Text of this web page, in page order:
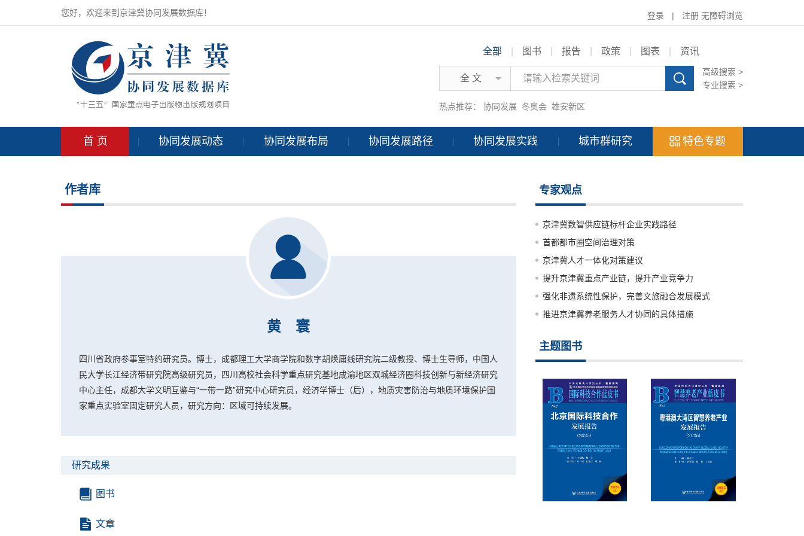
您好，欢迎来到京津冀协同发展数据库！ 登录 | 注册 无障碍浏览
全部 图书 报告 政策 图表 资讯
全 文
高级搜索 >
专业搜索 >
热点推荐： 协同发展 冬奥会 雄安新区
首 页 协同发展动态 协同发展布局 协同发展路径 协同发展实践 城市群研究 特色专题
作者库
黄 寰
四川省政府参事室特约研究员。博士，成都理工大学商学院和数字胡焕庸线研究院二级教授、博士生导师，中国人
民大学长江经济带研究院高级研究员，四川高校社会科学重点研究基地成渝地区双城经济圈科技创新与新经济研究
中心主任，成都大学文明互鉴与“一带一路”研究中心研究员，经济学博士（后），地质灾害防治与地质环境保护国
家重点实验室固定研究人员，研究方向：区域可持续发展。
研究成果
图书
文章
专家观点
京津冀数智供应链标杆企业实践路径
首都都市圈空间治理对策
京津冀人才一体化对策建议
提升京津冀重点产业链，提升产业竞争力
强化非遗系统性保护，完善文旅融合发展模式
推进京津冀养老服务人才协同的具体措施
主题图书